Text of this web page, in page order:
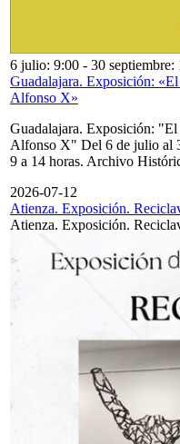
6 julio: 9:00 - 30 septiembre:
Guadalajara. Exposición:
Alfonso X»
Guadalajara. Exposición:
Alfonso X" Del 6 de julio al
9 a 14 horas. Archivo
2026-07-12
Atienza. Exposición.
Atienza. Exposición.